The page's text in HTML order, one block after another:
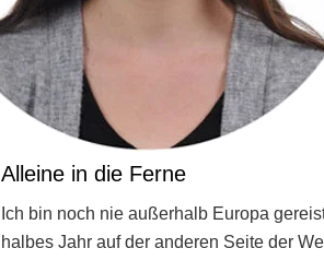
Alleine in die Ferne
Ich bin noch nie außerhalb Europa
halbes Jahr auf der anderen Seite der